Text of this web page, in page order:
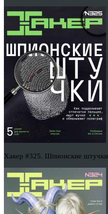
Хакер #325. Шпионские штучки